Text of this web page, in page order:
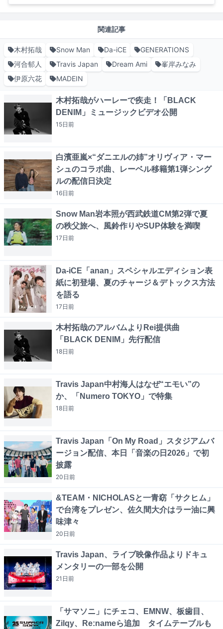
関連記事
木村拓哉 Snow Man Da-iCE
GENERATIONS
河合郁人
Travis Japan Dream Ami
峯岸みなみ
伊原六花
MADEIN
木村拓哉がハーレーで疾走！「BLACK
DENIM」ミュージックビデオ公開
15日前
白濱亜嵐×“ダニエルの姉”オリヴィア・マー
シュのコラボ曲、レーベル移籍第1弾シング
ルの配信日決定
16日前
Snow Man岩本照が西武鉄道CM第2弾で夏
の秩父旅へ、風鈴作りやSUP体験を満喫
17日前
Da-iCE「anan」スペシャルエディション表
紙に初登場、夏のチャージ＆デトックス方法
を語る
17日前
木村拓哉のアルバムよりRei提供曲
「BLACK DENIM」先行配信
18日前
Travis Japan中村海人はなぜ“エモい”の
か、「Numero TOKYO」で特集
18日前
Travis Japan「On My Road」スタジアムバ
ージョン配信、本日「音楽の日2026」で初
披露
20日前
&TEAM・NICHOLASと一青窈「サクヒム」
で台湾をプレゼン、佐久間大介はラー油に興
味津々
20日前
Travis Japan、ライブ映像作品よりドキュ
メンタリーの一部を公開
21日前
「サマソニ」にチェコ、EMNW、板歯目、
Zilqy、Re:nameら追加 タイムテーブルも